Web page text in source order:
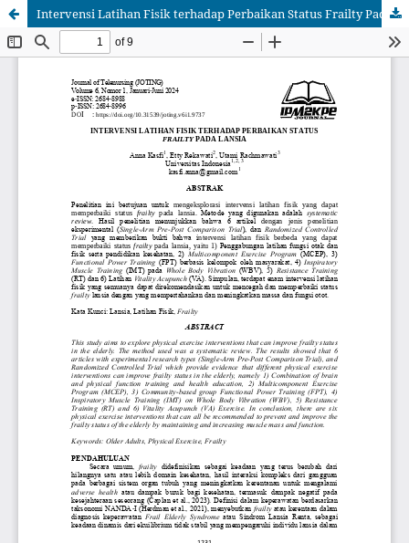
Intervensi Latihan Fisik terhadap Perbaikan Status Frailty Pada Lansia